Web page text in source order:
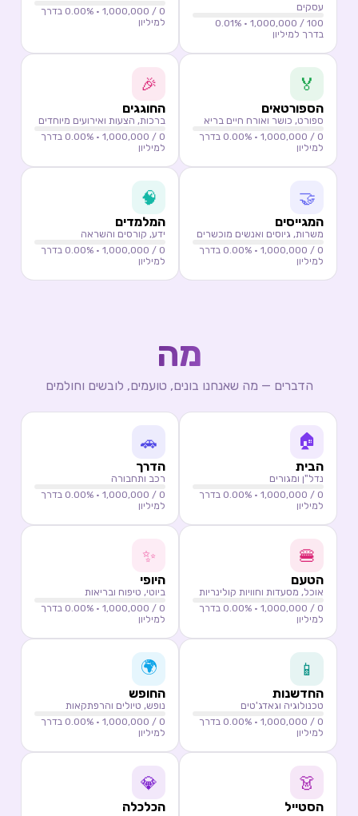
עסקים
100
/ 1,000,000 ·
0.01%
בדרך למיליון
0
/ 1,000,000 ·
0.00 % בדרך
למיליון
🏅
הספורטאים
ספורט, כושר ואורח חיים בריא
0
/ 1,000,000 ·
0.00 % בדרך
למיליון
🎉
החוגגים
ברכות, הצעות ואירועים מיוחדים
0
/ 1,000,000 ·
0.00 % בדרך
למיליון
🤝
המגייסים
משרות, גיוסים ואנשים מוכשרים
0
/ 1,000,000 ·
0.00 % בדרך
למיליון
🧠
המלמדים
ידע, קורסים והשראה
0
/ 1,000,000 ·
0.00 % בדרך
למיליון
מה
הדברים — מה שאנחנו בונים, טועמים, לובשים וחולמים
🏠
הבית
נדל"ן ומגורים
0
/ 1,000,000 ·
0.00 % בדרך
למיליון
🚗
הדרך
רכב ותחבורה
0
/ 1,000,000 ·
0.00 % בדרך
למיליון
🍔
הטעם
אוכל, מסעדות וחוויות קולינריות
0
/ 1,000,000 ·
0.00 % בדרך
למיליון
✨
היופי
ביוטי, טיפוח ובריאות
0
/ 1,000,000 ·
0.00 % בדרך
למיליון
📱
החדשנות
טכנולוגיה וגאדג'טים
0
/ 1,000,000 ·
0.00 % בדרך
למיליון
🌍
החופש
נופש, טיולים והרפתקאות
0
/ 1,000,000 ·
0.00 % בדרך
למיליון
👗
הסטייל
💎
הכלכלה